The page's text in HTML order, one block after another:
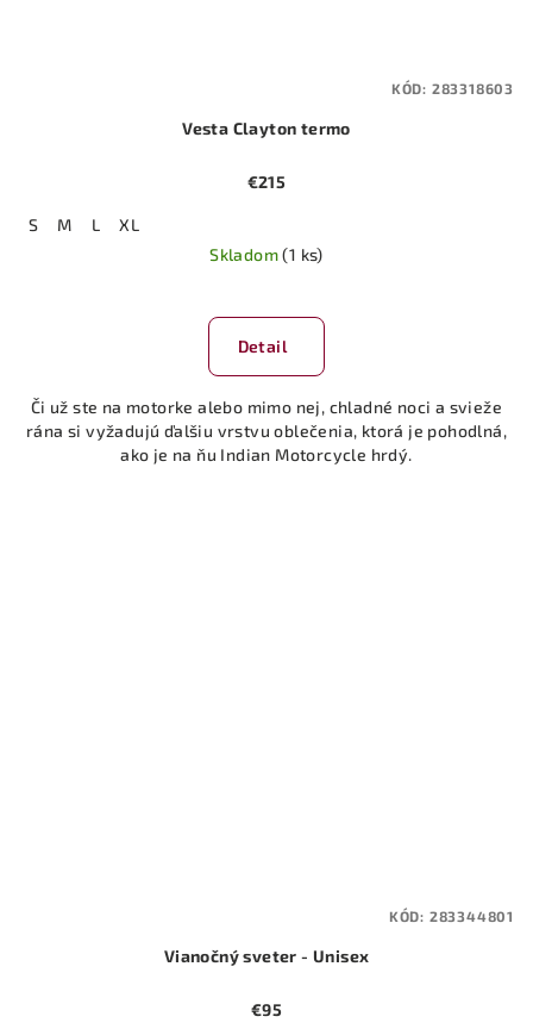
Vesta Clayton termo
€215
S M L
XL
Skladom(1 ks)
Detail
Či už ste na motorke alebo mimo nej, chladné noci a svieže
rána si vyžadujú ďalšiu vrstvu oblečenia, ktorá je pohodlná,
ako je na ňu Indian Motorcycle hrdý.
KÓD: 283318603
Vianočný sveter - Unisex
€95
KÓD: 283344801